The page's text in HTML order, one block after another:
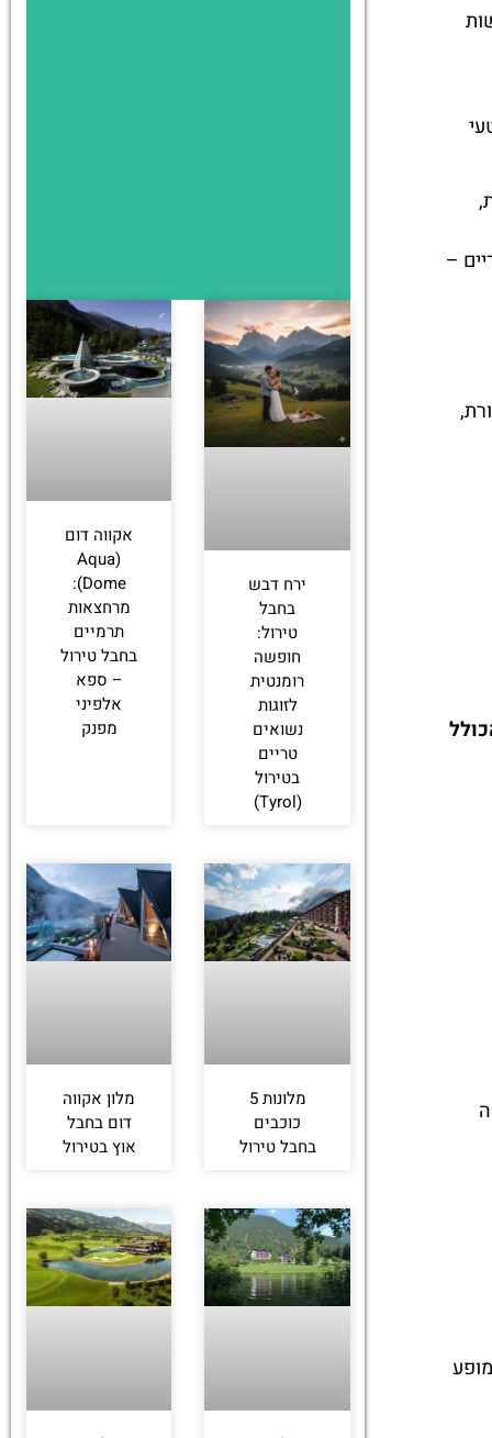
–
ירח דבש
בחבל
טירול:
חופשה
רומנטית
לזוגות
נשואים
טריים
בטירול
(Tyrol)
אקווה דום
(Aqua
Dome):
מרחצאות
תרמיים
בחבל טירול
– ספא
אלפיני
מפנק
מלונות 5
כוכבים
בחבל טירול
מלון אקווה
דום בחבל
אוץ בטירול